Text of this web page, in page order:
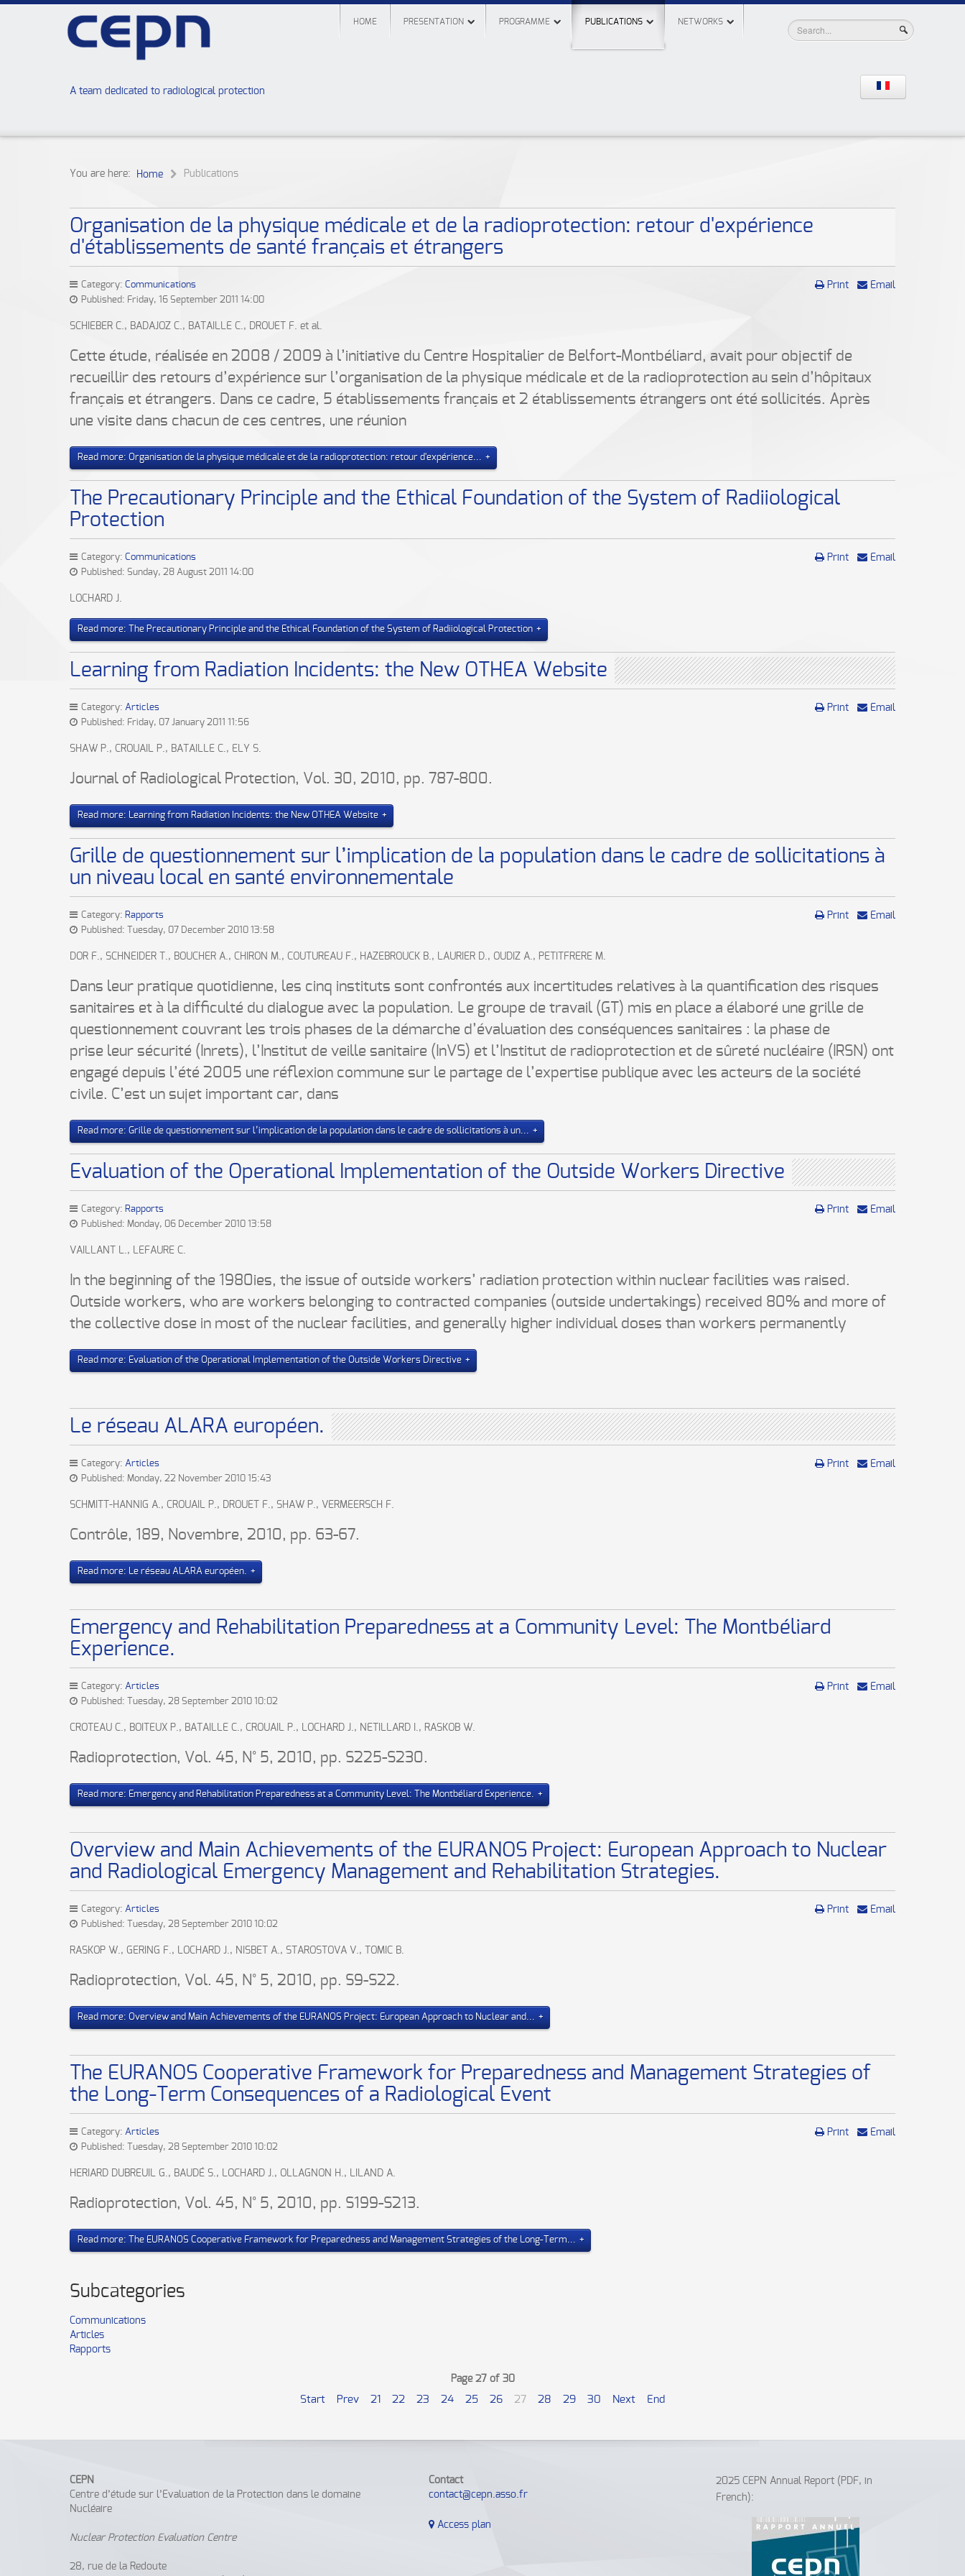
A team dedicated to radiological protection
HOME PRESENTATION PROGRAMME PUBLICATIONS NETWORKS
You are here: Home Publications
Organisation de la physique médicale et de la radioprotection: retour d'expérience
d'établissements de santé français et étrangers
Print Email
Category: Communications
Published: Friday, 16 September 2011 14:00
SCHIEBER C., BADAJOZ C., BATAILLE C., DROUET F. et al.
Cette étude, réalisée en 2008 / 2009 à l’initiative du Centre Hospitalier de Belfort-Montbéliard, avait pour objectif de
recueillir des retours d’expérience sur l’organisation de la physique médicale et de la radioprotection au sein d’hôpitaux
français et étrangers. Dans ce cadre, 5 établissements français et 2 établissements étrangers ont été sollicités. Après
une visite dans chacun de ces centres, une réunion
Read more: Organisation de la physique médicale et de la radioprotection: retour d'expérience...
The Precautionary Principle and the Ethical Foundation of the System of Radiiological
Protection
Print Email
Category: Communications
Published: Sunday, 28 August 2011 14:00
LOCHARD J.
Read more: The Precautionary Principle and the Ethical Foundation of the System of Radiiological Protection
Learning from Radiation Incidents: the New OTHEA Website
Print Email
Category: Articles
Published: Friday, 07 January 2011 11:56
SHAW P., CROUAIL P., BATAILLE C., ELY S.
Journal of Radiological Protection, Vol. 30, 2010, pp. 787-800.
Read more: Learning from Radiation Incidents: the New OTHEA Website
Grille de questionnement sur l’implication de la population dans le cadre de sollicitations à
un niveau local en santé environnementale
Print Email
Category: Rapports
Published: Tuesday, 07 December 2010 13:58
DOR F., SCHNEIDER T., BOUCHER A., CHIRON M., COUTUREAU F., HAZEBROUCK B., LAURIER D., OUDIZ A., PETITFRERE M.
Dans leur pratique quotidienne, les cinq instituts sont confrontés aux incertitudes relatives à la quantification des risques
sanitaires et à la difficulté du dialogue avec la population. Le groupe de travail (GT) mis en place a élaboré une grille de
questionnement couvrant les trois phases de la démarche d’évaluation des conséquences sanitaires : la phase de
prise leur sécurité (Inrets), l’Institut de veille sanitaire (InVS) et l’Institut de radioprotection et de sûreté nucléaire (IRSN) ont
engagé depuis l’été 2005 une réflexion commune sur le partage de l’expertise publique avec les acteurs de la société
civile. C’est un sujet important car, dans
Read more: Grille de questionnement sur l’implication de la population dans le cadre de sollicitations à un...
Evaluation of the Operational Implementation of the Outside Workers Directive
Print Email
Category: Rapports
Published: Monday, 06 December 2010 13:58
VAILLANT L., LEFAURE C.
In the beginning of the 1980ies, the issue of outside workers’ radiation protection within nuclear facilities was raised.
Outside workers, who are workers belonging to contracted companies (outside undertakings) received 80% and more of
the collective dose in most of the nuclear facilities, and generally higher individual doses than workers permanently
Read more: Evaluation of the Operational Implementation of the Outside Workers Directive
Le réseau ALARA européen.
Print Email
Category: Articles
Published: Monday, 22 November 2010 15:43
SCHMITT-HANNIG A., CROUAIL P., DROUET F., SHAW P., VERMEERSCH F.
Contrôle, 189, Novembre, 2010, pp. 63-67.
Read more: Le réseau ALARA européen.
Emergency and Rehabilitation Preparedness at a Community Level: The Montbéliard
Experience.
Print Email
Category: Articles
Published: Tuesday, 28 September 2010 10:02
CROTEAU C., BOITEUX P., BATAILLE C., CROUAIL P., LOCHARD J., NETILLARD I., RASKOB W.
Radioprotection, Vol. 45, N° 5, 2010, pp. S225-S230.
Read more: Emergency and Rehabilitation Preparedness at a Community Level: The Montbéliard Experience.
Overview and Main Achievements of the EURANOS Project: European Approach to Nuclear
and Radiological Emergency Management and Rehabilitation Strategies.
Print Email
Category: Articles
Published: Tuesday, 28 September 2010 10:02
RASKOP W., GERING F., LOCHARD J., NISBET A., STAROSTOVA V., TOMIC B.
Radioprotection, Vol. 45, N° 5, 2010, pp. S9-S22.
Read more: Overview and Main Achievements of the EURANOS Project: European Approach to Nuclear and...
The EURANOS Cooperative Framework for Preparedness and Management Strategies of
the Long-Term Consequences of a Radiological Event
Print Email
Category: Articles
Published: Tuesday, 28 September 2010 10:02
HERIARD DUBREUIL G., BAUDÉ S., LOCHARD J., OLLAGNON H., LILAND A.
Radioprotection, Vol. 45, N° 5, 2010, pp. S199-S213.
Read more: The EURANOS Cooperative Framework for Preparedness and Management Strategies of the Long-Term...
Subcategories
Communications
Articles
Rapports
Page 27 of 30
Start Prev 21 22 23 24 25 26 27 28 29 30 Next End
CEPN
Centre d’étude sur l’Evaluation de la Protection dans le domaine
Nucléaire
Nuclear Protection Evaluation Centre
28, rue de la Redoute
Contact
contact@cepn.asso.fr
Access plan
2025 CEPN Annual Report (PDF, in
French):